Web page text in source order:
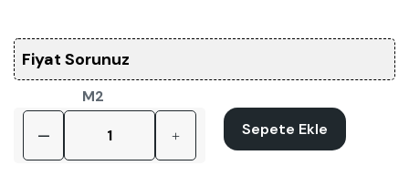
Fiyat Sorunuz
M2
Sepete Ekle